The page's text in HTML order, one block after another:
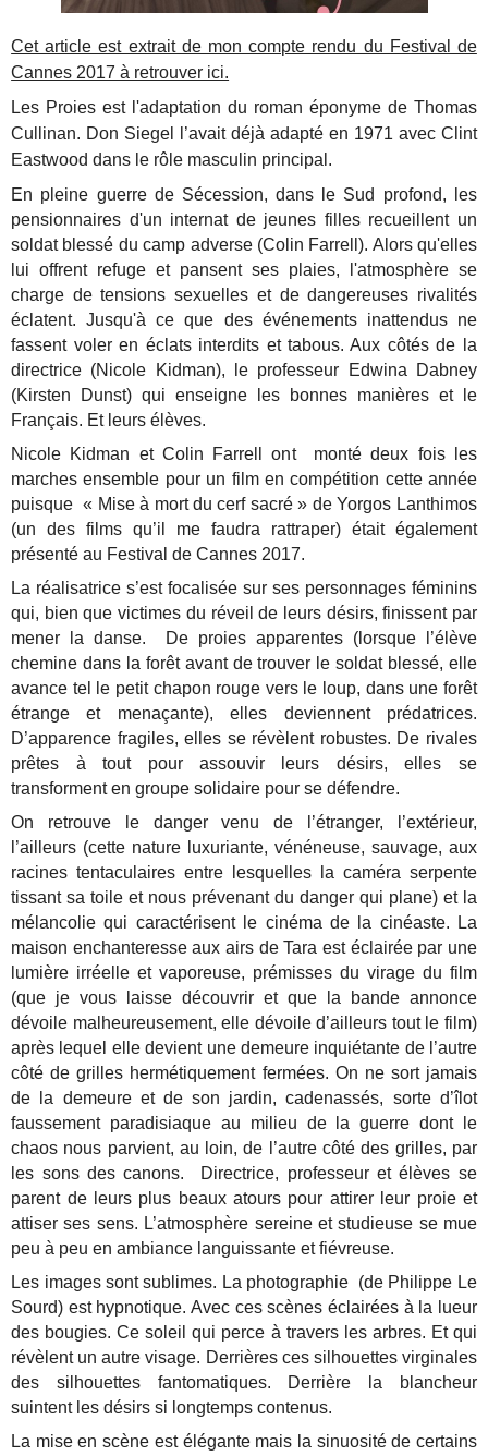
Cet article est extrait de mon compte rendu du Festival de
Cannes 2017 à retrouver ici.
Les Proies est l'adaptation du roman éponyme de Thomas
Cullinan. Don Siegel l’avait déjà adapté en 1971 avec Clint
Eastwood dans le rôle masculin principal.
En pleine guerre de Sécession, dans le Sud profond, les
pensionnaires d'un internat de jeunes filles recueillent un
soldat blessé du camp adverse (Colin Farrell). Alors qu'elles
lui offrent refuge et pansent ses plaies, l'atmosphère se
charge de tensions sexuelles et de dangereuses rivalités
éclatent. Jusqu'à ce que des événements inattendus ne
fassent voler en éclats interdits et tabous. Aux côtés de la
directrice (Nicole Kidman), le professeur Edwina Dabney
(Kirsten Dunst) qui enseigne les bonnes manières et le
Français. Et leurs élèves.
Nicole Kidman et Colin Farrell ont monté deux fois les
marches ensemble pour un film en compétition cette année
puisque « Mise à mort du cerf sacré » de Yorgos Lanthimos
(un des films qu’il me faudra rattraper) était également
présenté au Festival de Cannes 2017.
La réalisatrice s’est focalisée sur ses personnages féminins
qui, bien que victimes du réveil de leurs désirs, finissent par
mener la danse. De proies apparentes (lorsque l’élève
chemine dans la forêt avant de trouver le soldat blessé, elle
avance tel le petit chapon rouge vers le loup, dans une forêt
étrange et menaçante), elles deviennent prédatrices.
D’apparence fragiles, elles se révèlent robustes. De rivales
prêtes à tout pour assouvir leurs désirs, elles se
transforment en groupe solidaire pour se défendre.
On retrouve le danger venu de l’étranger, l’extérieur,
l’ailleurs (cette nature luxuriante, vénéneuse, sauvage, aux
racines tentaculaires entre lesquelles la caméra serpente
tissant sa toile et nous prévenant du danger qui plane) et la
mélancolie qui caractérisent le cinéma de la cinéaste. La
maison enchanteresse aux airs de Tara est éclairée par une
lumière irréelle et vaporeuse, prémisses du virage du film
(que je vous laisse découvrir et que la bande annonce
dévoile malheureusement, elle dévoile d’ailleurs tout le film)
après lequel elle devient une demeure inquiétante de l’autre
côté de grilles hermétiquement fermées. On ne sort jamais
de la demeure et de son jardin, cadenassés, sorte d’îlot
faussement paradisiaque au milieu de la guerre dont le
chaos nous parvient, au loin, de l’autre côté des grilles, par
les sons des canons. Directrice, professeur et élèves se
parent de leurs plus beaux atours pour attirer leur proie et
attiser ses sens. L’atmosphère sereine et studieuse se mue
peu à peu en ambiance languissante et fiévreuse.
Les images sont sublimes. La photographie (de Philippe Le
Sourd) est hypnotique. Avec ces scènes éclairées à la lueur
des bougies. Ce soleil qui perce à travers les arbres. Et qui
révèlent un autre visage. Derrières ces silhouettes virginales
des silhouettes fantomatiques. Derrière la blancheur
suintent les désirs si longtemps contenus.
La mise en scène est élégante mais la sinuosité de certains